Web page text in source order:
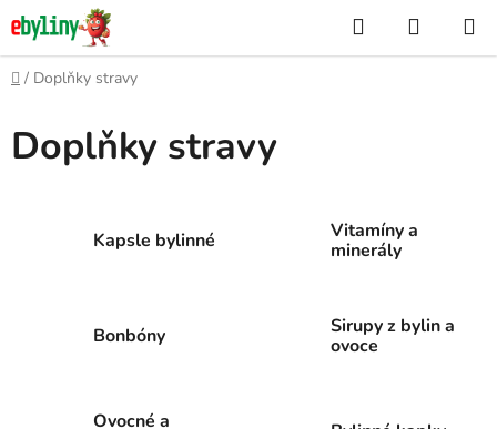
Přejít
na
obsah
Hledat
KOŠÍK
Domů
/ Doplňky stravy
Doplňky stravy
Kapsle bylinné
Vitamíny a
minerály
Bonbóny
Sirupy z bylin a
ovoce
Ovocné a